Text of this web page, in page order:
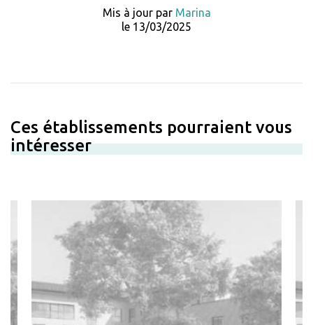
Mis à jour par Marina
le 13/03/2025
Ces établissements pourraient vous
intéresser